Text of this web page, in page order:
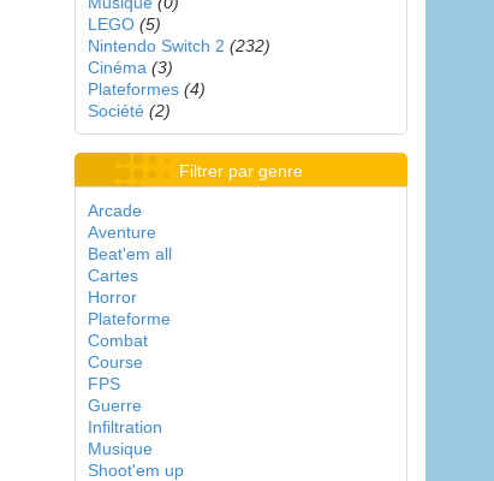
LEGO (5)
Nintendo Switch 2 (232)
Cinéma (3)
Plateformes (4)
Société (2)
Filtrer par genre
Arcade
Aventure
Beat'em all
Cartes
Horror
Plateforme
Combat
Course
FPS
Guerre
Infiltration
Musique
Shoot'em up